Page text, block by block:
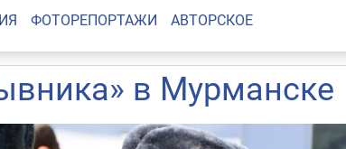
ФОТОРЕПОРТАЖИ АВТОРСКОЕ
в Мурманске